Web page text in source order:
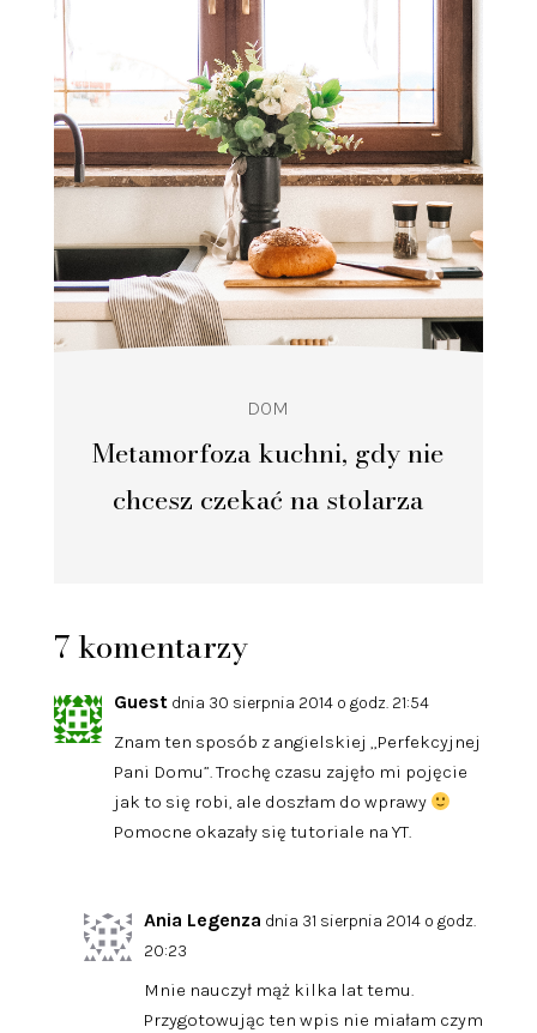
Metamorfoza kuchni, gdy nie
chcesz czekać na stolarza
DOM
7 komentarzy
Guest dnia 30 sierpnia 2014 o godz. 21:54
Znam ten sposób z angielskiej „Perfekcyjnej
Pani Domu”. Trochę czasu zajęło mi pojęcie
jak to się robi, ale doszłam do wprawy
Pomocne okazały się tutoriale na YT.
Ania Legenza dnia 31 sierpnia 2014 o godz.
20:23
Mnie nauczył mąż kilka lat temu.
Przygotowując ten wpis nie miałam czym